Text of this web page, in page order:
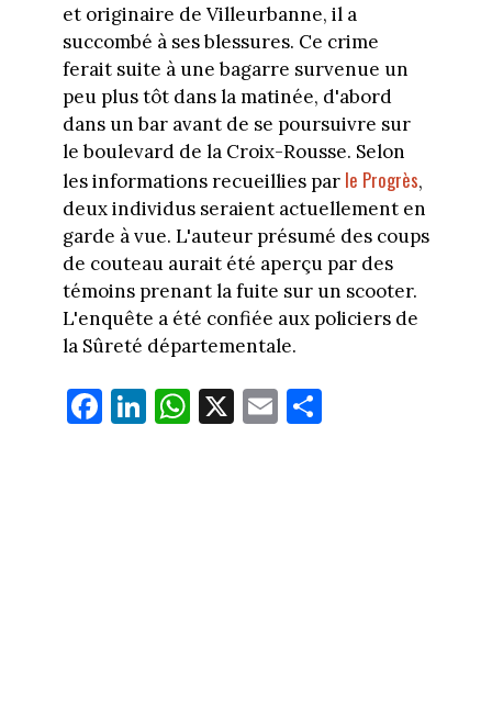
et originaire de Villeurbanne, il a
succombé à ses blessures. Ce crime
ferait suite à une bagarre survenue un
peu plus tôt dans la matinée, d'abord
dans un bar avant de se poursuivre sur
le boulevard de la Croix-Rousse. Selon
les informations recueillies par le Progrès,
deux individus seraient actuellement en
garde à vue. L'auteur présumé des coups
de couteau aurait été aperçu par des
témoins prenant la fuite sur un scooter.
L'enquête a été confiée aux policiers de
la Sûreté départementale.
Fa
ce
Li
nk
W
ha
X E
m
Pa